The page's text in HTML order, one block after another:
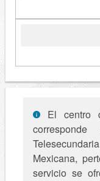
El centro
Mexicana,
servicio se